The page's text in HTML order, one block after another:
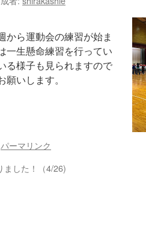
から運動会の練習が始ま
一生懸命練習を行ってい
る様子も見られますので
いします。
パーマリンク
ました！（4/26)